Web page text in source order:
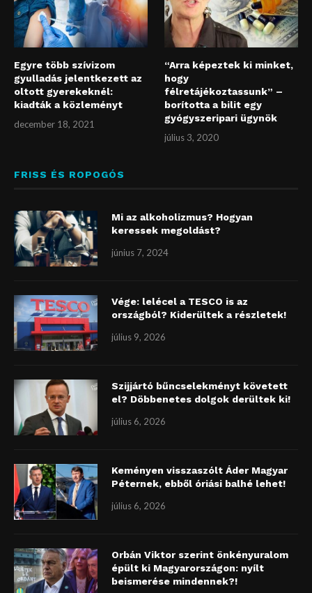
Egyre több szívizom
gyulladás jelentkezett az
oltott gyerekeknél:
kiadták a közleményt
december 18, 2021
“Arra képeztek ki minket,
hogy
félretájékoztassunk” –
borította a bilit egy
gyógyszeripari ügynök
július 3, 2020
FRISS ÉS ROPOGÓS
Mi az alkoholizmus? Hogyan
keressek megoldást?
június 7, 2024
Vége: lelécel a TESCO is az
országból? Kiderültek a részletek!
július 9, 2026
Szijjártó bűncselekményt követett
el? Döbbenetes dolgok derültek ki!
július 6, 2026
Keményen visszaszólt Áder Magyar
Péternek, ebből óriási balhé lehet!
július 6, 2026
Orbán Viktor szerint önkényuralom
épült ki Magyarországon: nyílt
beismerése mindennek?!